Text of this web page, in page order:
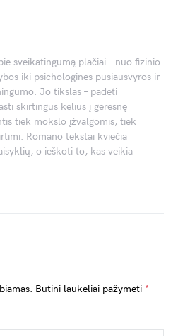
sveikatingumą plačiai – nuo fizinio
iki psichologinės pusiausvyros ir
Jo tikslas – padėti
skirtingus kelius į geresnę
tiek mokslo įžvalgomis, tiek
Romano tekstai kviečia
o ieškoti to, kas veikia
Būtini laukeliai pažymėti *